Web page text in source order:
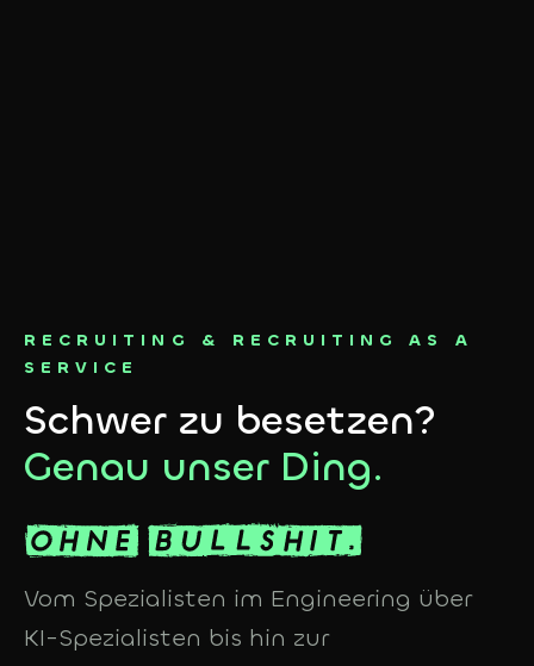
RECRUITING & RECRUITING AS A
SERVICE
Schwer zu besetzen?
Genau unser Ding.
Vom Spezialisten im Engineering über
KI-Spezialisten bis hin zur